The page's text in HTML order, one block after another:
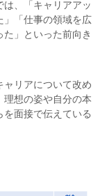
、「キャリアアッ
」「仕事の領域を広
」といった前向き
リアについて改め
理想の姿や自分の本
面接で伝えている